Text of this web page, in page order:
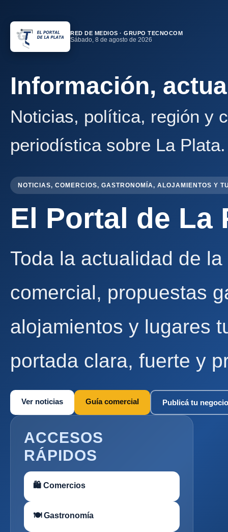
RED DE MEDIOS · GRUPO TECNOCOM
Sábado, 8 de agosto de 2026
Información,
Noticias, política, región y
periodística sobre La Plata.
NOTICIAS, COMERCIOS, GASTRONOMÍA, ALOJAMIENTOS Y
El Portal de La
Toda la actualidad de
comercial, propuestas
alojamientos y lugares
portada clara, fuerte y
Ver noticias Guía comercial Publicá tu negocio
ACCESOS
RÁPIDOS
🛍 Comercios
🍽 Gastronomía